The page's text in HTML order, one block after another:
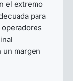
el extremo
para
un margen